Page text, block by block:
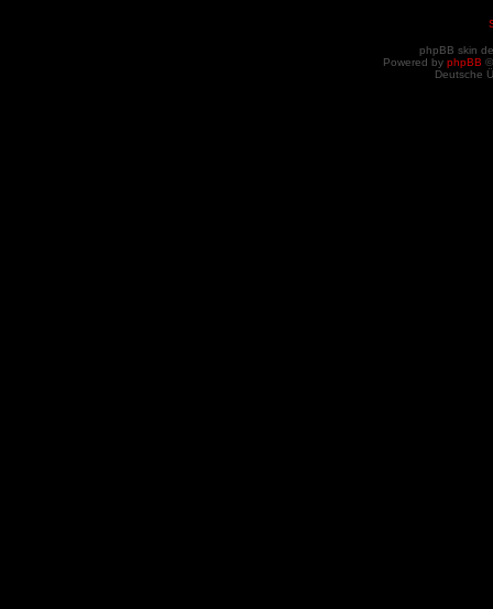
phpBB skin
Powered by phpBB
Deutsche